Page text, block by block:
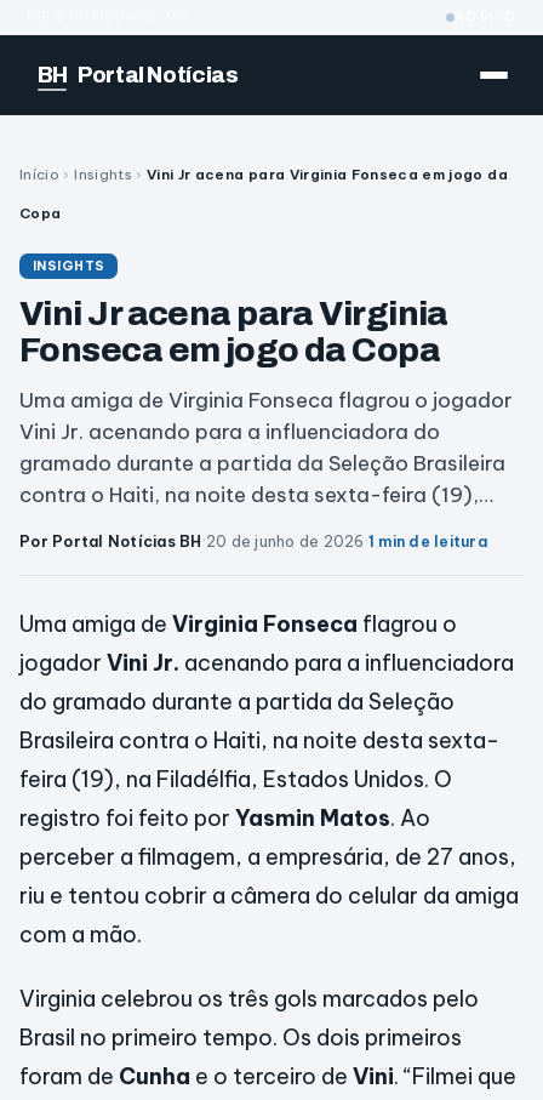
BH Portal Notícias
Início › Insights › Vini Jr acena para Virginia Fonseca em jogo da
Copa
INSIGHTS
Vini Jr acena para Virginia
Fonseca em jogo da Copa
Uma amiga de Virginia Fonseca flagrou o jogador
Vini Jr. acenando para a influenciadora do
gramado durante a partida da Seleção Brasileira
contra o Haiti, na noite desta sexta-feira (19),…
Por Portal Notícias BH·20 de junho de 2026·1 min de leitura
Uma amiga de Virginia Fonseca flagrou o
jogador Vini Jr. acenando para a influenciadora
do gramado durante a partida da Seleção
Brasileira contra o Haiti, na noite desta sexta-
feira (19), na Filadélfia, Estados Unidos. O
registro foi feito por Yasmin Matos. Ao
perceber a filmagem, a empresária, de 27 anos,
riu e tentou cobrir a câmera do celular da amiga
com a mão.
Virginia celebrou os três gols marcados pelo
Brasil no primeiro tempo. Os dois primeiros
foram de Cunha e o terceiro de Vini. “Filmei que